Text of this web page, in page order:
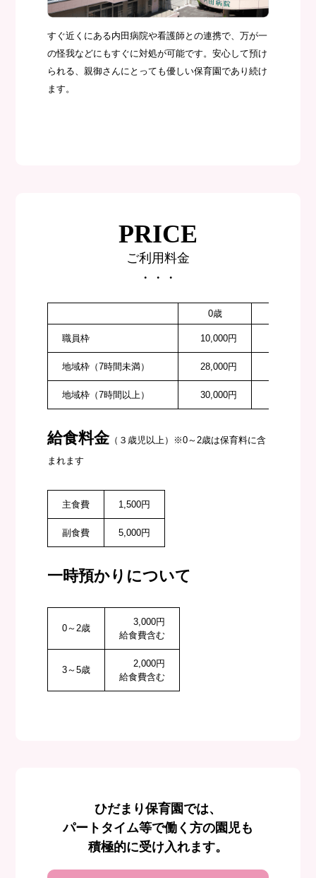
すぐ近くにある内田病院や看護師との連携で、万が一
の怪我などにもすぐに対処が可能です。安心して預け
られる、親御さんにとっても優しい保育園であり続け
ます。
PRICE
ご利用料金
・・・
0歳
職員枠 10,000円
地域枠（7時間未満） 28,000円
地域枠（7時間以上） 30,000円
給食料金 （３歳児以上）※0～2歳は保育料に含
まれます
主食費 1,500円
副食費 5,000円
一時預かりについて
0～2歳
3,000円
給食費含む
3～5歳
2,000円
給食費含む
ひだまり保育園では、
パートタイム等で働く方の園児も
積極的に受け入れます。